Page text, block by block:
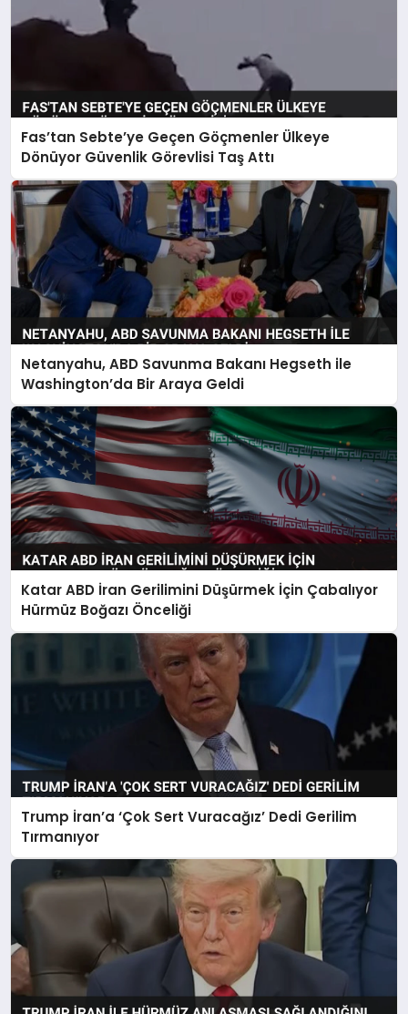
Fas’tan Sebte’ye Geçen Göçmenler Ülkeye
Dönüyor Güvenlik Görevlisi Taş Attı
Netanyahu, ABD Savunma Bakanı Hegseth ile
Washington’da Bir Araya Geldi
Katar ABD İran Gerilimini Düşürmek İçin Çabalıyor
Hürmüz Boğazı Önceliği
Trump İran’a ‘Çok Sert Vuracağız’ Dedi Gerilim
Tırmanıyor